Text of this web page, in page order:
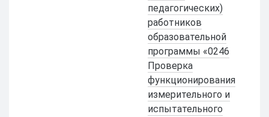
педагогических)
работников
образовательной
программы «0246
Проверка
функционирования
измерительного и
испытательного